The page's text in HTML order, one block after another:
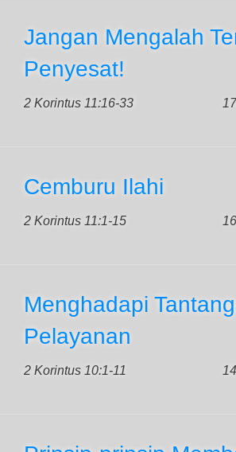
Jangan Mengalah
Penyesat!
2 Korintus 11:16-33
Cemburu Ilahi
2 Korintus 11:1-15
Menghadapi
Pelayanan
2 Korintus 10:1-11